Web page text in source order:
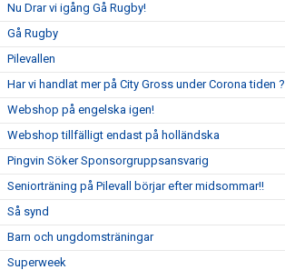
Nu Drar vi igång Gå Rugby!
Gå Rugby
Pilevallen
Har vi handlat mer på City Gross under Corona tiden ?
Webshop på engelska igen!
Webshop tillfälligt endast på holländska
Pingvin Söker Sponsorgruppsansvarig
Seniorträning på Pilevall börjar efter midsommar!!
Så synd
Barn och ungdomsträningar
Superweek